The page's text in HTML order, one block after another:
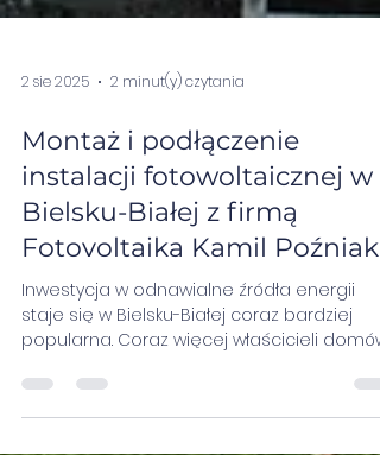
2 sie 2025 2 minut(y) czytania
Montaż i podłączenie
instalacji fotowoltaicznej w